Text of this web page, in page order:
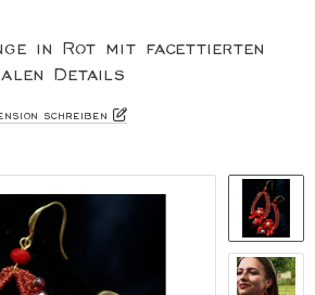
in Rot mit facettierten
Details
schreiben